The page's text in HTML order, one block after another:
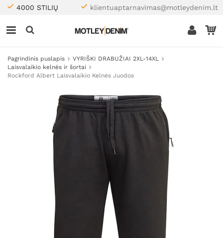
4000 STILIŲ klientuaptarnavimas@motleydenim.lt
Pagrindinis puslapis
VYRIŠKI DRABUŽIAI 2XL-14XL
Laisvalaikio kelnės ir šortai
Rockford Albert Laisvalaikio Kelnės Juodos